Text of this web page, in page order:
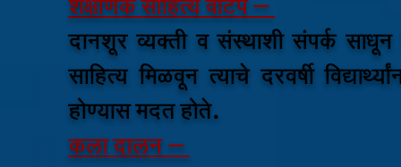
शैक्षणिक साहित्य वाटप –
दानशूर व्यक्ती व संस्थाशी संपर्क साधून
साहित्य मिळवून त्याचे दरवर्षी
होण्यास मदत होते.
कला दालन –